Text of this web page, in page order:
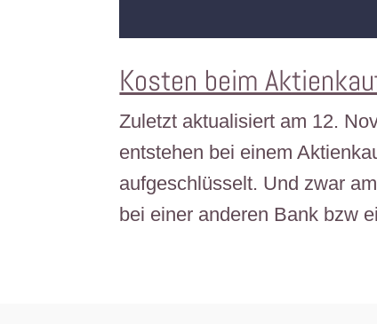
Kosten beim
Zuletzt aktualisiert am 12.
entstehen bei einem
aufgeschlüsselt. Und zwar
bei einer anderen Bank bzw